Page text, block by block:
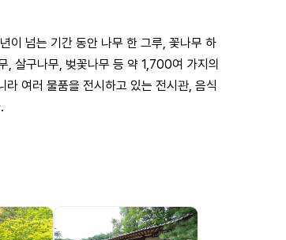
이 넘는 기간 동안 나무 한 그루, 꽃나무 하
, 살구나무, 벚꽃나무 등 약 1,700여 가지의
여러 물품을 전시하고 있는 전시관, 음식